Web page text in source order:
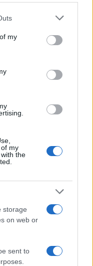
one or more Google
You may click to
third-party tags to
in below Google
my
my
the
storage
on web or
sent to
50 /50
2000 /2000
reCAPTCHA, ισχύουν
Google.
Επιστρέφει στη